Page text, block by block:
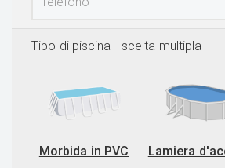
Tipo di piscina - scelta multipla
Morbida in PVC Lamiera